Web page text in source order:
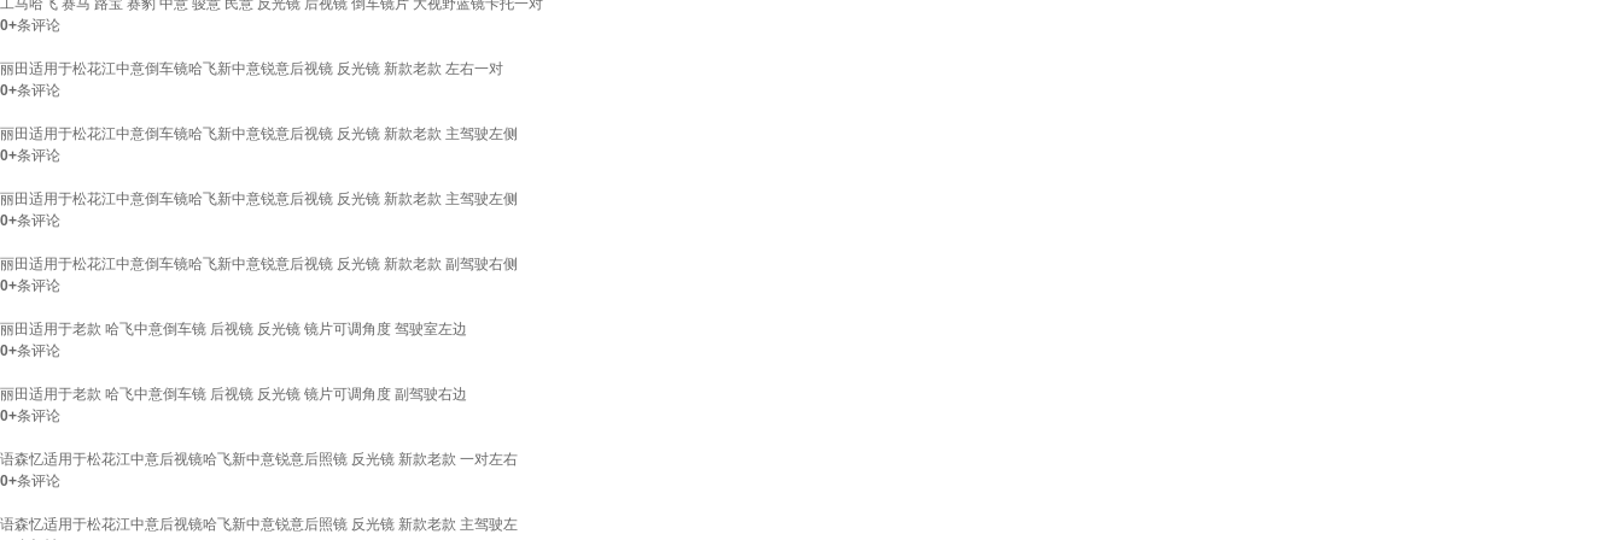
工马哈飞 赛马 路宝 赛豹 中意 骏意 民意 反光镜 后视镜 倒车镜片 大视野蓝镜卡托一对
0+条评论
丽田适用于松花江中意倒车镜哈飞新中意锐意后视镜 反光镜 新款老款 左右一对
0+条评论
丽田适用于松花江中意倒车镜哈飞新中意锐意后视镜 反光镜 新款老款 主驾驶左侧
0+条评论
丽田适用于松花江中意倒车镜哈飞新中意锐意后视镜 反光镜 新款老款 主驾驶左侧
0+条评论
丽田适用于松花江中意倒车镜哈飞新中意锐意后视镜 反光镜 新款老款 副驾驶右侧
0+条评论
丽田适用于老款 哈飞中意倒车镜 后视镜 反光镜 镜片可调角度 驾驶室左边
0+条评论
丽田适用于老款 哈飞中意倒车镜 后视镜 反光镜 镜片可调角度 副驾驶右边
0+条评论
语森忆适用于松花江中意后视镜哈飞新中意锐意后照镜 反光镜 新款老款 一对左右
0+条评论
语森忆适用于松花江中意后视镜哈飞新中意锐意后照镜 反光镜 新款老款 主驾驶左